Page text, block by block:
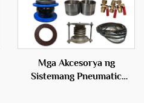
Mga Akcesorya ng
Sistemang Pneumatic